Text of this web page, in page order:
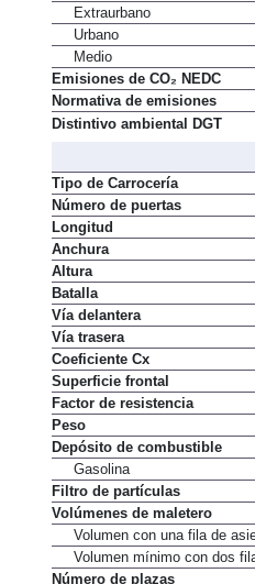
Extraurbano
Urbano
Medio
Emisiones de CO₂ NEDC
Normativa de emisiones
Distintivo ambiental DGT
Tipo de Carrocería
Número de puertas
Longitud
Anchura
Altura
Batalla
Vía delantera
Vía trasera
Coeficiente Cx
Superficie frontal
Factor de resistencia
Peso
Depósito de combustible
Gasolina
Filtro de partículas
Volúmenes de maletero
Volumen con una fila de
Volumen mínimo con dos
Número de plazas